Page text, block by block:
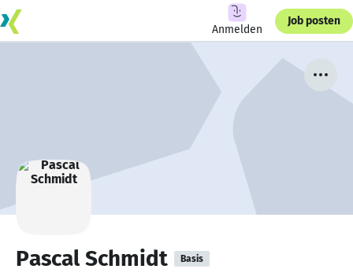
Anmelden
Job posten
Pascal Schmidt Basis